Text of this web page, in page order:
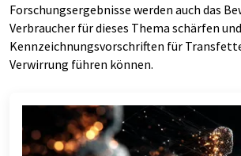
Forschungsergebnisse werden auch das
Verbraucher für dieses Thema schärfen
Kennzeichnungsvorschriften für
Verwirrung führen können.